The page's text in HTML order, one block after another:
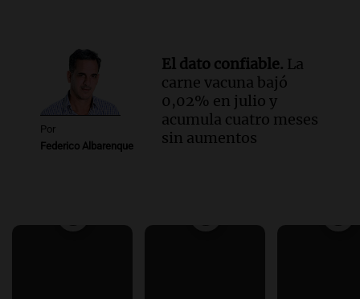
Por
Federico Albarenque
El dato confiable. La
carne vacuna bajó
0,02% en julio y
acumula cuatro meses
sin aumentos